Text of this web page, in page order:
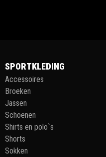
SPORTKLEDING
Accessoires
Broeken
Jassen
Schoenen
Shirts en polo`s
Shorts
Sokken